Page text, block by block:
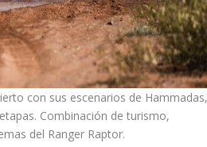
con sus escenarios de
Combinación de turismo,
del Ranger Raptor.